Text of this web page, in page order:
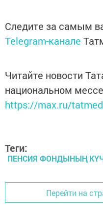
Следите за самым
Telegram-канале
Читайте новости
национальном
https://max.ru/
Теги:
ПЕНСИЯ ФОНДЫНЫҢ
Перейти на